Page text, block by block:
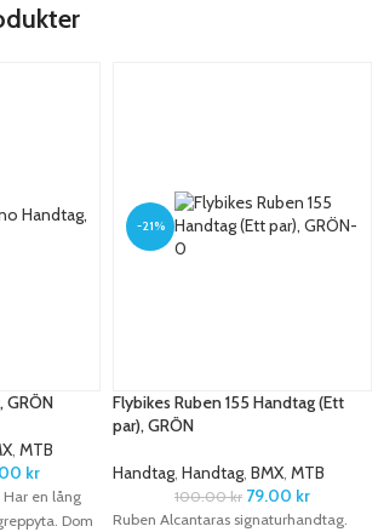
GRÖN
MTB
kr
Har en lång
Dom
-21%
Flybikes Ruben 155 Handtag (Ett
par), GRÖN
Handtag Handtag BMX MTB
100.00kr 79.00 kr
Ruben Alcantaras signaturhandtag.